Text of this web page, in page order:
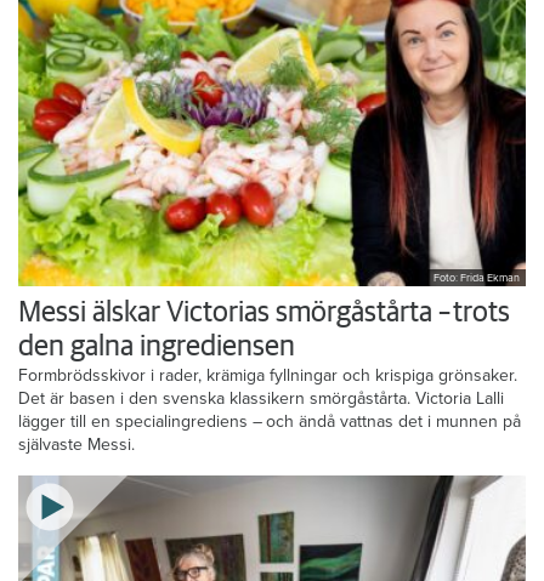
Foto: Frida Ekman
Messi älskar Victorias smörgåstårta – trots
den galna ingrediensen
Formbrödsskivor i rader, krämiga fyllningar och krispiga grönsaker.
Det är basen i den svenska klassikern smörgåstårta. Victoria Lalli
lägger till en specialingrediens – och ändå vattnas det i munnen på
självaste Messi.